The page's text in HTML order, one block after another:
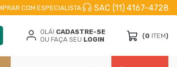
NO CARTÃO DE CŔEDITO
COM ESPECIALISTA SAC (11) 4167-4728
OLÁ! CADASTRE-SE
OU FAÇA SEU LOGIN (0 ITEM)